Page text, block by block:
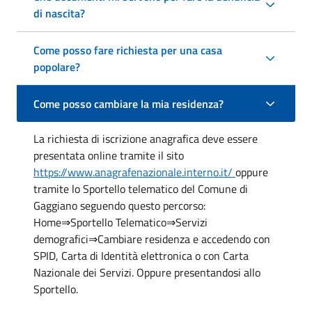
di nascita?
Come posso fare richiesta per una casa
popolare?
Come posso cambiare la mia residenza?
La richiesta di iscrizione anagrafica deve essere
presentata online tramite il sito
https://www.anagrafenazionale.interno.it/ oppure
tramite lo Sportello telematico del Comune di
Gaggiano seguendo questo percorso:
Home⇒Sportello Telematico⇒Servizi
demografici⇒Cambiare residenza e accedendo con
SPID, Carta di Identità elettronica o con Carta
Nazionale dei Servizi. Oppure presentandosi allo
Sportello.